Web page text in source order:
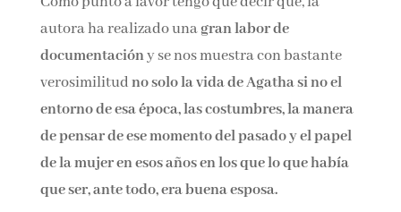
contundente. No obstante, es una opinión
personal y habrá quién disfrute un final de este
tipo.
Como punto a favor tengo que decir que, la
autora ha realizado unagran labor de
documentacióny se nos muestra con bastante
verosimilitudno solo la vida de Agatha si no el